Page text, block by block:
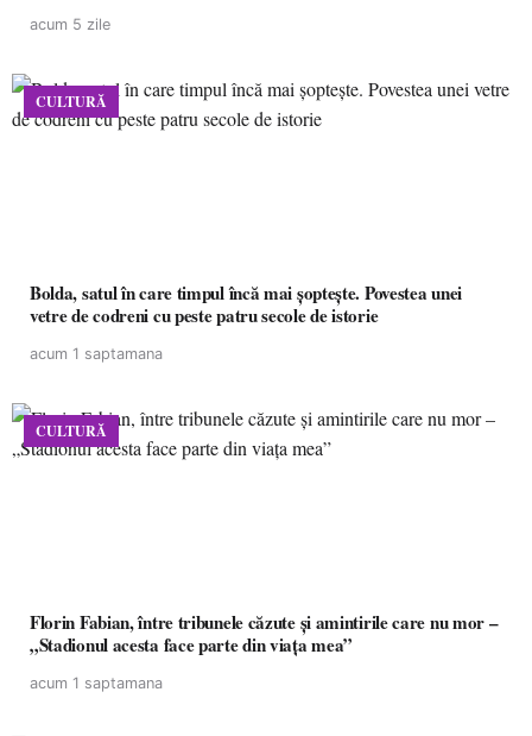
acum 5 zile
CULTURĂ
Bolda, satul în care timpul încă mai șoptește. Povestea unei
vetre de codreni cu peste patru secole de istorie
acum 1 saptamana
CULTURĂ
Florin Fabian, între tribunele căzute și amintirile care nu mor –
„Stadionul acesta face parte din viața mea”
acum 1 saptamana